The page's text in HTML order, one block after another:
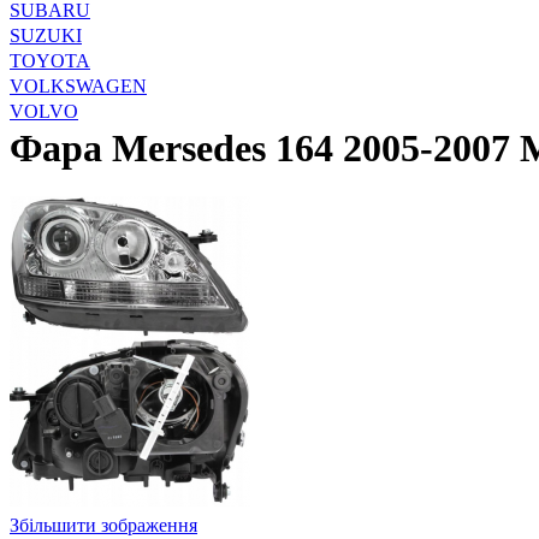
SUBARU
SUZUKI
TOYOTA
VOLKSWAGEN
VOLVO
Фара Mersedes 164 2005-2007
Збільшити зображення